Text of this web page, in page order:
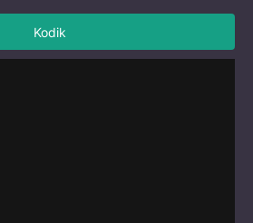
Kodik